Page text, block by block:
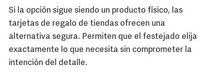
Si la opción sigue siendo un producto físico, las
tarjetas de regalo de tiendas ofrecen una
alternativa segura. Permiten que el festejado elija
exactamente lo que necesita sin comprometer la
intención del detalle.